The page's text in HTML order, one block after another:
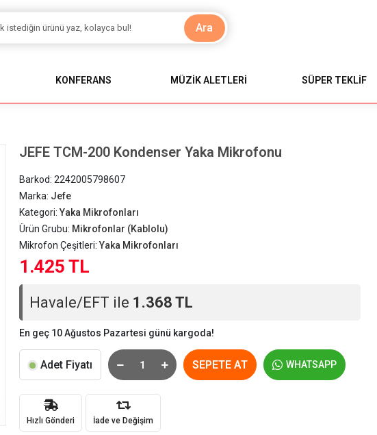
Ara
KONFERANS MÜZİK ALETLERİ SÜPER TEKLİF
JEFE TCM-200 Kondenser Yaka Mikrofonu
Barkod:2242005798607
Marka: Jefe
Kategori:Yaka Mikrofonları
Ürün Grubu: Mikrofonlar (Kablolu)
Mikrofon Çeşitleri:Yaka Mikrofonları
1.425 TL
Havale/EFT ile 1.368 TL
En geç 10 Ağustos Pazartesi günü kargoda!
Adet Fiyatı SEPETE AT WHATSAPP
Hızlı Gönderi İade ve Değişim